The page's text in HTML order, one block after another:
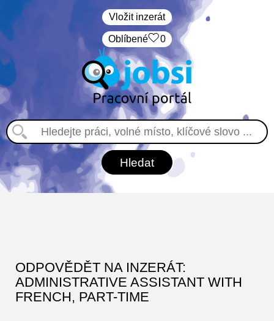
Vložit inzerát
Oblíbené 0
ODPOVĚDĚT NA INZERÁT:
ADMINISTRATIVE ASSISTANT WITH
FRENCH, PART-TIME